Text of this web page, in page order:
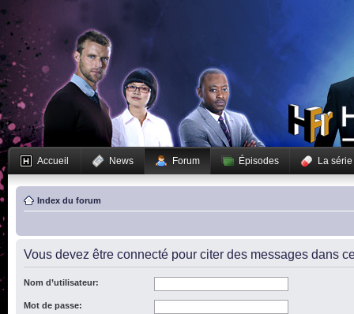
Accueil News Forum Épisodes La série
Index du forum
Vous devez être connecté pour citer des messages dans
Nom d’utilisateur:
Mot de passe: